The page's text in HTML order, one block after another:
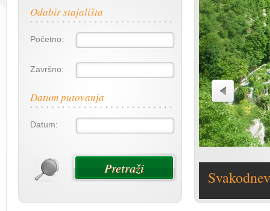
Odabir stajališta
Početno:
Završno:
Datum putovanja
Datum: